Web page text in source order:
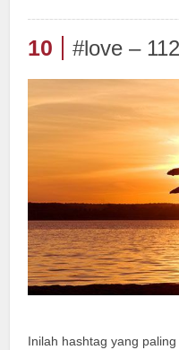
10 #love –
Inilah hashtag yang